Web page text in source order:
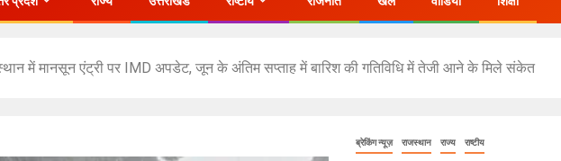
में मानसून एंट्री पर IMD अपडेट, जून के अंतिम सप्ताह में बारिश की गतिविधि में तेजी आने के मिले संकेत
ब्रेकिंग न्यूज़ राजस्थान राज्य राष्टीय